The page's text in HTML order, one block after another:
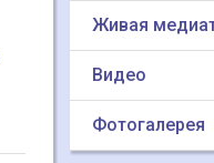
Живая
Видео
Фотогалерея